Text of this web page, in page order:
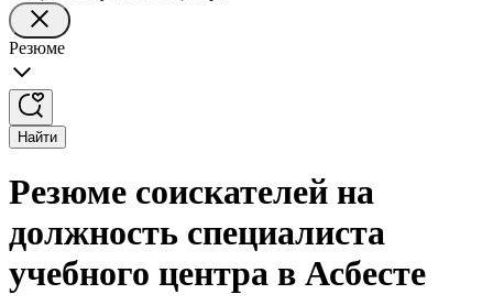
Резюме
Найти
Резюме соискателей на
должность специалиста
учебного центра в Асбесте